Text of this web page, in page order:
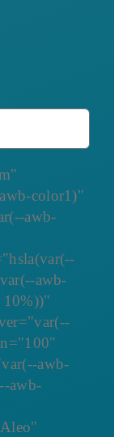
color1)"
awb-
awb-
10%))"
awb-
awb-